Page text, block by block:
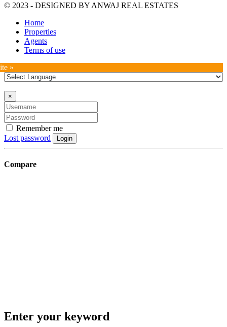
© 2023 - DESIGNED BY ANWAJ REAL ESTATES
Home
Properties
Agents
Terms of use
»
×
Remember me
Lost password
Login
Compare
Enter your keyword